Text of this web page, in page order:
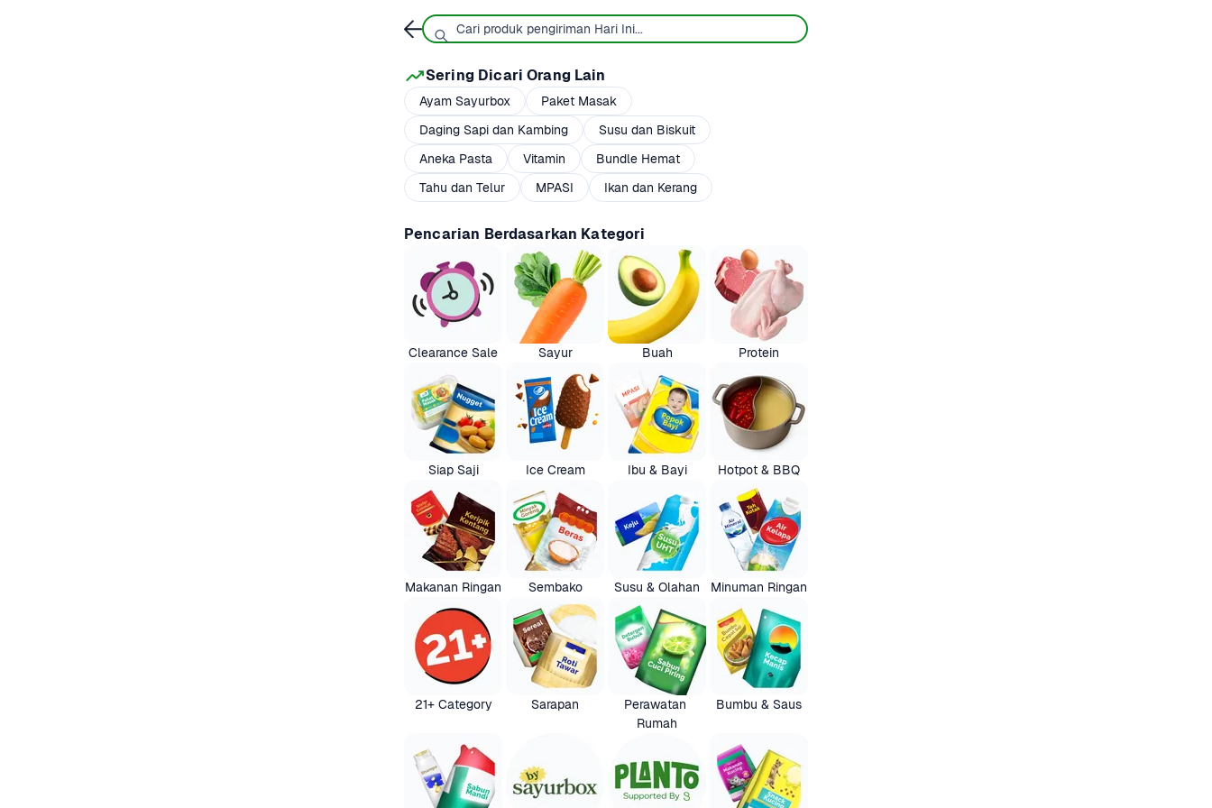
Sering Dicari Orang Lain
Ayam Sayurbox
Paket Masak
Daging Sapi dan Kambing
Susu dan Biskuit
Aneka Pasta
Vitamin
Bundle Hemat
Tahu dan Telur
MPASI Ikan dan Kerang
Pencarian Berdasarkan Kategori
Clearance Sale Sayur Buah Protein
Siap Saji Ice Cream Ibu & Bayi Hotpot & BBQ
Makanan Ringan Sembako Susu & Olahan Minuman Ringan
21+ Category Sarapan
Perawatan
Rumah
Bumbu & Saus